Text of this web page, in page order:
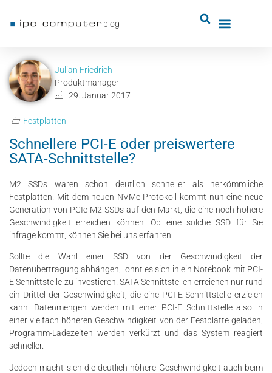
blog
Julian Friedrich
Produktmanager
29. Januar 2017
Festplatten
Schnellere PCI-E oder preiswertere
SATA-Schnittstelle?
M2 SSDs waren schon deutlich schneller als herkömmliche
Festplatten. Mit dem neuen NVMe-Protokoll kommt nun eine neue
Generation von PCIe M2 SSDs auf den Markt, die eine noch höhere
Geschwindigkeit erreichen können. Ob eine solche SSD für Sie
infrage kommt, können Sie bei uns erfahren.
Sollte die Wahl einer SSD von der Geschwindigkeit der
Datenübertragung abhängen, lohnt es sich in ein Notebook mit PCI-
E Schnittstelle zu investieren. SATA Schnittstellen erreichen nur rund
ein Drittel der Geschwindigkeit, die eine PCI-E Schnittstelle erzielen
kann. Datenmengen werden mit einer PCI-E Schnittstelle also in
einer vielfach höheren Geschwindigkeit von der Festplatte geladen,
Programm-Ladezeiten werden verkürzt und das System reagiert
schneller.
Jedoch macht sich die deutlich höhere Geschwindigkeit auch beim